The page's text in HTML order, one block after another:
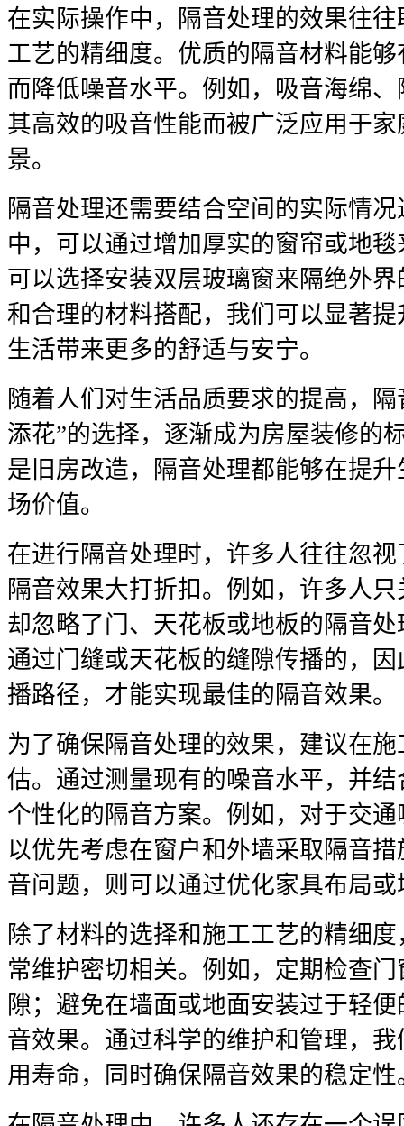
在实际操作中，隔音处理的效果往
工艺的精细度。优质的隔音材料能
而降低噪音水平。例如，吸音海绵
其高效的吸音性能而被广泛应用于
景。
隔音处理还需要结合空间的实际情
中，可以通过增加厚实的窗帘或地
可以选择安装双层玻璃窗来隔绝外
和合理的材料搭配，我们可以显著
生活带来更多的舒适与安宁。
随着人们对生活品质要求的提高，
添花”的选择，逐渐成为房屋装修的
是旧房改造，隔音处理都能够在提
场价值。
在进行隔音处理时，许多人往往忽
隔音效果大打折扣。例如，许多人
却忽略了门、天花板或地板的隔音
通过门缝或天花板的缝隙传播的，
播路径，才能实现最佳的隔音效果。
为了确保隔音处理的效果，建议在
估。通过测量现有的噪音水平，并
个性化的隔音方案。例如，对于交
以优先考虑在窗户和外墙采取隔音
音问题，则可以通过优化家具布局
除了材料的选择和施工工艺的精细
常维护密切相关。例如，定期检查
隙；避免在墙面或地面安装过于轻
音效果。通过科学的维护和管理，
用寿命，同时确保隔音效果的稳定性